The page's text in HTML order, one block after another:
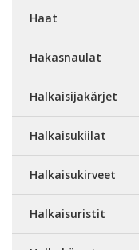
Haat
Hakasnaulat
Halkaisijakärjet
Halkaisukiilat
Halkaisukirveet
Halkaisuristit